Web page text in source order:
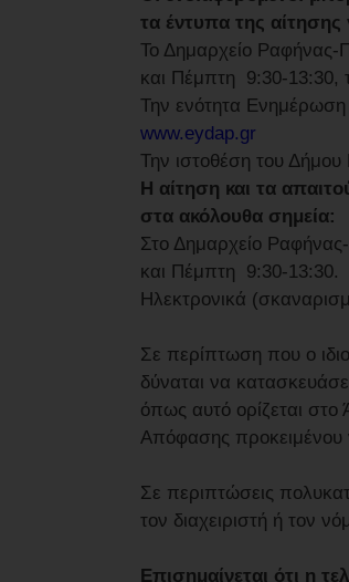
τα έντυπα της
Το Δημαρχείο Ραφήνας-
και Πέμπτη 9:30-13:30,
Την ενότητα Ενημέρωση
www.eydap.gr
Την ιστοθέση του
Η αίτηση και τα
στα ακόλουθα σημεία:
Στο Δημαρχείο
και Πέμπτη 9:30-13:30.
Ηλεκτρονικά
Σε περίπτωση που ο
δύναται να
όπως αυτό ορίζεται
Απόφασης προκειμένου
Σε περιπτώσεις
τον διαχειριστή ή τον
Επισημαίνεται ότι η